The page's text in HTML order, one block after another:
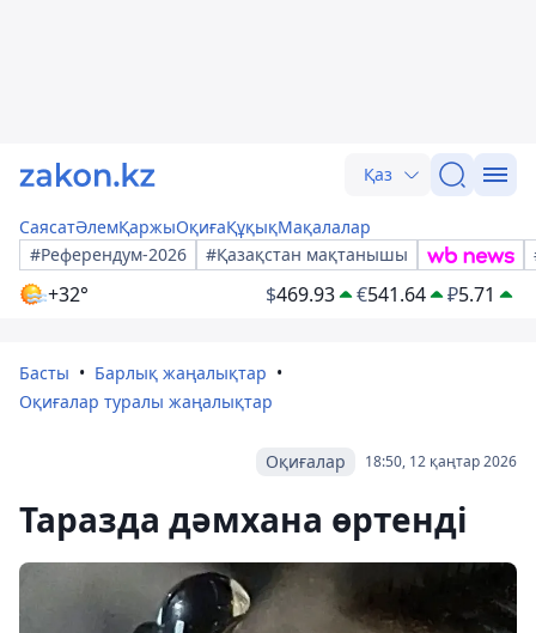
Қаз
СаясатӘлемҚаржыОқиғаҚұқықМақалалар
#Референдум-2026
#Қазақстан мақтанышы
+32° $469.93 €541.64 ₽5.71
Басты
Барлық жаңалықтар
Оқиғалар туралы жаңалықтар
18:50, 12 қаңтар 2026
Оқиғалар
Таразда дәмхана өртенді